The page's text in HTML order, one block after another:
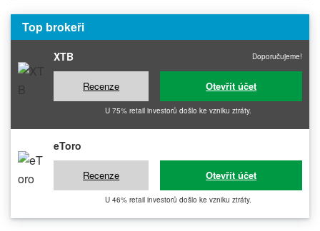
Top brokeři
XTB Doporučujeme!
Recenze Otevřít účet
U 75% retail investorů došlo ke vzniku ztráty.
eToro
Recenze Otevřít účet
U 46% retail investorů došlo ke vzniku ztráty.